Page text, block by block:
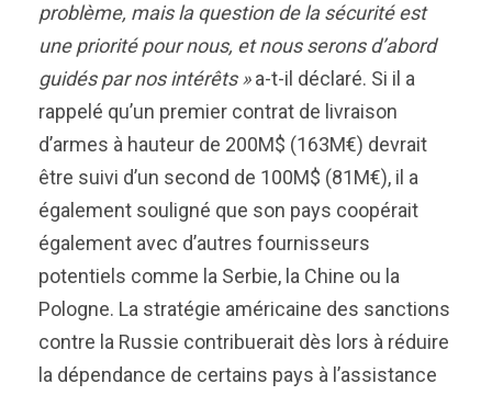
problème, mais la question de la sécurité est
une priorité pour nous, et nous serons d’abord
guidés par nos intérêts »a-t-il déclaré. Si il a
rappelé qu’un premier contrat de livraison
d’armes à hauteur de 200M$ (163M€) devrait
être suivi d’un second de 100M$ (81M€), il a
également souligné que son pays coopérait
également avec d’autres fournisseurs
potentiels comme la Serbie, la Chine ou la
Pologne. La stratégie américaine des sanctions
contre la Russie contribuerait dès lors à réduire
la dépendance de certains pays à l’assistance